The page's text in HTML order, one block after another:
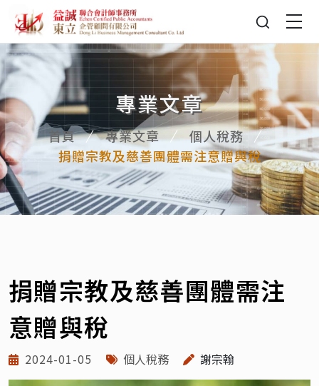
專業文章
首頁 專業文章
個人稅務
捐贈宗教及慈善團體需注意贈與稅
捐贈宗教及慈善團體需注
意贈與稅
2024-01-05 個人稅務 謝宗翰